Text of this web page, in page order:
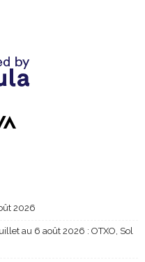
2026
au 6 août 2026 : OTXO, Sol